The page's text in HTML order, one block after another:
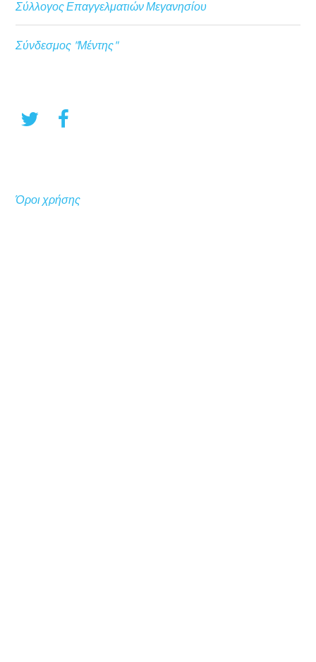
Σύλλογος Επαγγελματιών Μεγανησίου
Σύνδεσμος "Μέντης"
Όροι χρήσης